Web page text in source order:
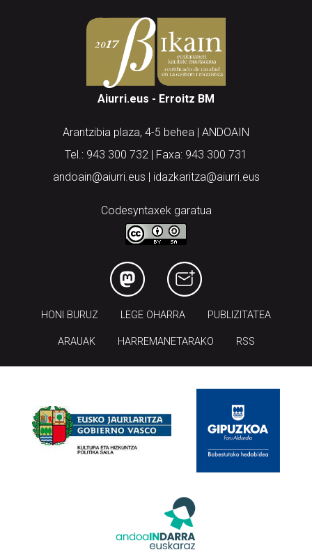
Aiurri.eus - Erroitz BM
Arantzibia plaza, 4-5 behea | ANDOAIN
Tel.: 943 300 732 | Faxa: 943 300 731
andoain@aiurri.eus | idazkaritza@aiurri.eus
Codesyntaxek garatua
LEGE OHARRA
ARAUAK HARREMANETARAKO RSS